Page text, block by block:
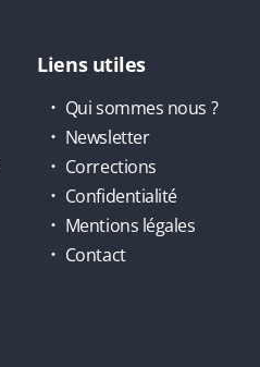
Liens utiles
Qui sommes nous ?
Newsletter
Corrections
Confidentialité
Mentions légales
Contact